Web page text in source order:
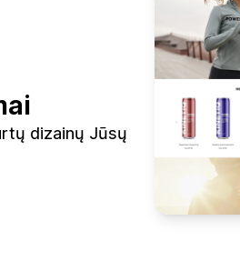
dizainų Jūsų